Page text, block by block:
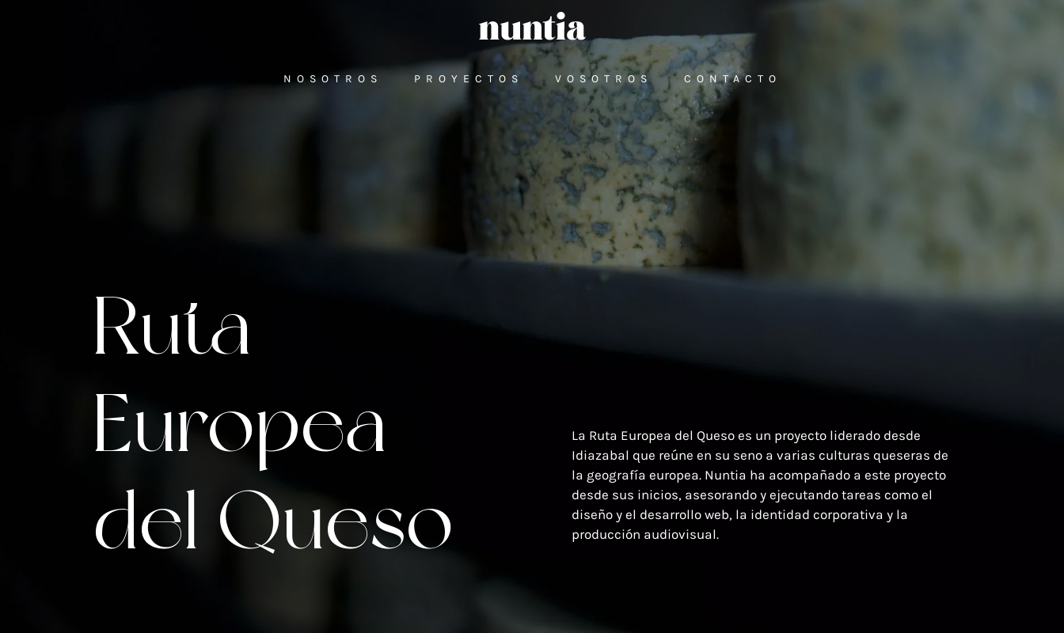
NOSOTROS PROYECTOS VOSOTROS CONTACTO
Ruta
Europea
del Queso
La Ruta Europea del Queso es un proyecto liderado desde
Idiazabal que reúne en su seno a varias culturas queseras de
la geografía europea. Nuntia ha acompañado a este proyecto
desde sus inicios, asesorando y ejecutando tareas como el
diseño y el desarrollo web, la identidad corporativa y la
producción audiovisual.